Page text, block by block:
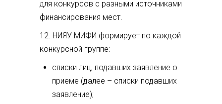
для конкурсов с разными источниками
финансирования мест.
12. НИЯУ МИФИ формирует по каждой
конкурсной группе:
списки лиц, подавших заявление о
приеме (далее – списки подавших
заявление);